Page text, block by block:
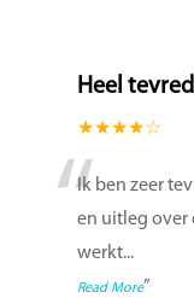
Heel
★★★★☆
“Ik ben zeer
en uitleg over
werkt...
Read More”